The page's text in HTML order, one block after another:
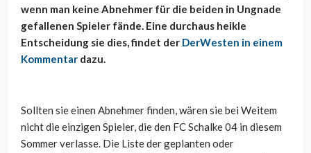
wenn man keine Abnehmer für die beiden in Ungnade
gefallenen Spieler fände. Eine durchaus heikle
Entscheidung sie dies, findet der DerWesten in einem
Kommentar dazu.
Sollten sie einen Abnehmer finden, wären sie bei Weitem
nicht die einzigen Spieler, die den FC Schalke 04 in diesem
Sommer verlasse. Die Liste der geplanten oder